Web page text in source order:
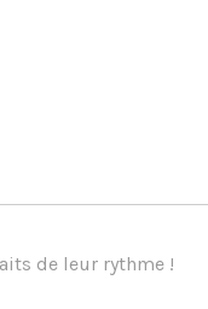
de leur rythme !